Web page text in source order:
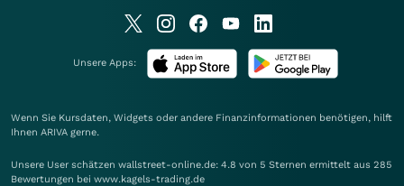
Unsere Apps:
Wenn Sie Kursdaten, Widgets oder andere Finanzinformationen benötigen, hilft
Ihnen ARIVA gerne.
Unsere User schätzen wallstreet-online.de: 4.8 von 5 Sternen ermittelt aus 285
Bewertungen bei www.kagels-trading.de